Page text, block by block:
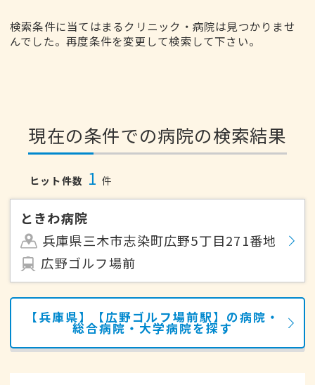
検索条件に当てはまるクリニック・病院は見つかりませ
んでした。再度条件を変更して検索して下さい。
現在の条件での病院の検索結果
ヒット件数 1 件
ときわ病院
兵庫県三木市志染町広野5丁目271番地
広野ゴルフ場前
【兵庫県】【広野ゴルフ場前駅】の病院・
総合病院・大学病院を探す